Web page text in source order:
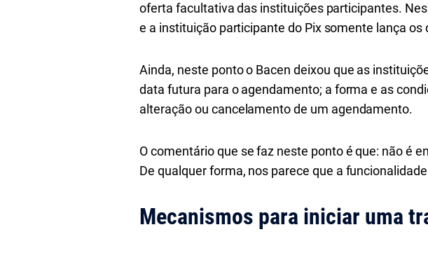
oferta facultativa das instituições participantes.
e a instituição participante do Pix somente lança
Ainda, neste ponto o Bacen deixou que as
data futura para o agendamento; a forma e as
alteração ou cancelamento de um agendamento.
O comentário que se faz neste ponto é que: não é
De qualquer forma, nos parece que a
Mecanismos para iniciar uma